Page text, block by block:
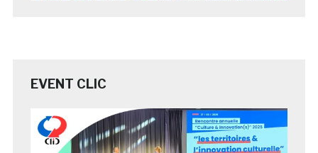
EVENT CLIC